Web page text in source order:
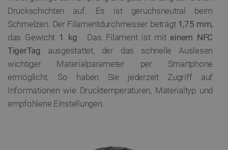
Druckschichten auf. Es ist geruchsneutral beim
Schmelzen. Der Filamentdurchmesser beträgt 1,75 mm,
das Gewicht 1 kg . Das Filament ist mit einem NFC
TigerTag ausgestattet, der das schnelle Auslesen
wichtiger Materialparameter per Smartphone
ermöglicht. So haben Sie jederzeit Zugriff auf
Informationen wie Drucktemperaturen, Materialtyp und
empfohlene Einstellungen.